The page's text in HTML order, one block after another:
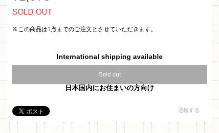
SOLD OUT
※この商品は1点までのご注文とさせていただきます。
International shipping available
Sold out
日本国内にお住まいの方向け
通報する